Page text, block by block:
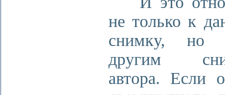
не только к
снимку,
другим
автора. Если